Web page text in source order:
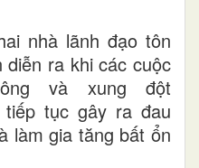
nhà lãnh đạo tôn
ra khi các cuộc
và xung đột
tục gây ra đau
làm gia tăng bất ổn